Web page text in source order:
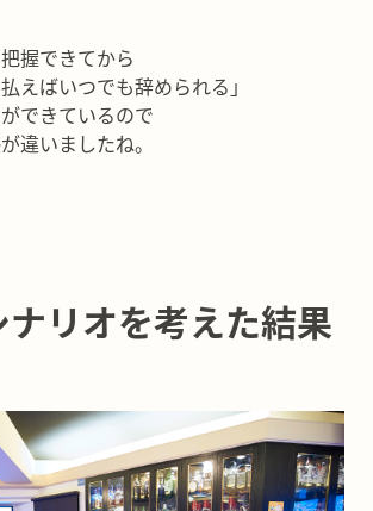
握できてから
えばいつでも辞められる」
できているので
違いましたね。
リオを考えた結果